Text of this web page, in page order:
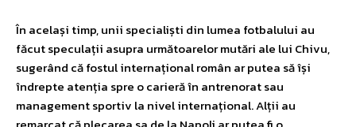
În același timp, unii specialiști din lumea fotbalului au
făcut speculații asupra următoarelor mutări ale lui Chivu,
sugerând că fostul internațional român ar putea să își
îndrepte atenția spre o carieră în antrenorat sau
management sportiv la nivel internațional. Alții au